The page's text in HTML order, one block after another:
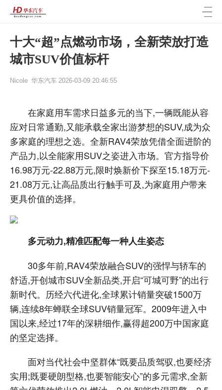
十大“超”点燃动市场，全新荣放打造
城市SUV价值标杆
Nicole 华东汽车 2026-03-09 20:46:55
在家庭用车需求日益多元的当下,一辆既能从容
应对日常通勤,又能承载全家出游梦想的SUV,成为众
多家庭的理想之选。全新RAV4荣放凭借全面进阶的
产品力,以全能家用SUV之姿进入市场。官方指导价
16.98万元-22.88万元,限时焕新价下探至15.18万元-
21.08万元,让高品质出行触手可及,为家庭用户带来
更具价值的选择。
多元动力,精准匹配每一种人生姿态
30多年前,RAV4荣放融合SUV的强悍与轿车的
舒适,开创城市SUV全新品类,开启“可城可野”的出行
新时代。历经六代进化,全球累计销量突破1500万
辆,连续8年蝉联全球SUV销量冠军。2009年进入中
国以来,经过17年的深耕细作,赢得超200万中国家庭
的坚定选择。
面对当代社会中坚群体“既要品质驾驭,也要经济
实用;既要硬朗型格,也要智能安心”的多元需求,全新